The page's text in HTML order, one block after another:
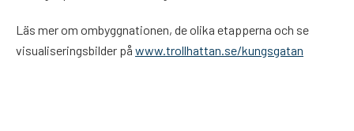
Läs mer om ombyggnationen, de olika etapperna och se
visualiseringsbilder på www.trollhattan.se/kungsgatan